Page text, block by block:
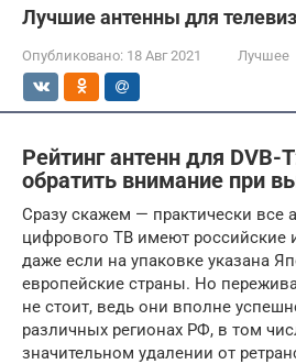
Лучшие антенны для
Опубликовано: 18 Авг 2021 Лучшее
Рейтинг антенн для DVB-
обратить внимание при
Сразу скажем — практически все
цифрового ТВ имеют российские
даже если на упаковке указана
европейские страны. Но
не стоит, ведь они вполне
различных регионах РФ, в том
значительном удалении от